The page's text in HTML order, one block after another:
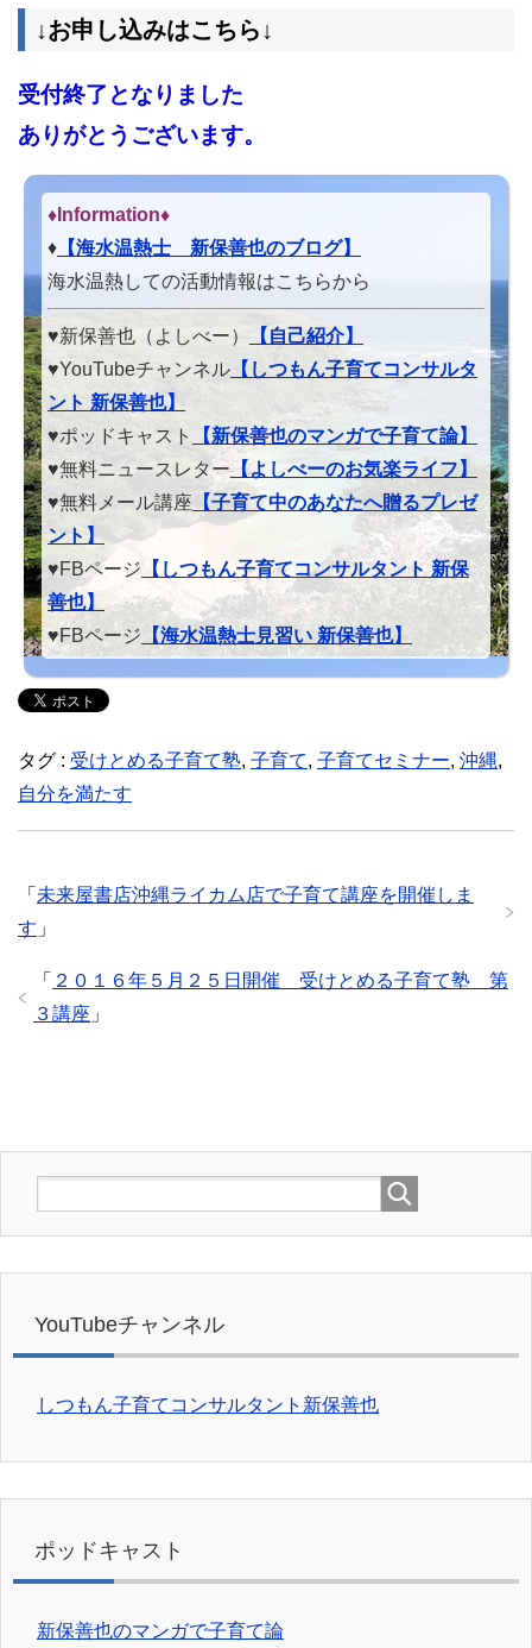
↓お申し込みはこちら↓
受付終了となりました
ありがとうございます。
♦Information♦︎
♦ 【海水温熱士 新保善也のブログ】
海水温熱しての活動情報はこちらから
♥新保善也（よしべー）
【自己紹介】
♥YouTubeチャンネル 【しつもん子育てコンサルタ
ント 新保善也】
♥ポッドキャスト
【新保善也のマンガで子育て論】
♥無料ニュースレター【よしべーのお気楽ライフ】
♥無料メール講座 【子育て中のあなたへ贈るプレゼ
ント】
♥FBページ 【しつもん子育てコンサルタント 新保
善也】
♥FBページ 【海水温熱士見習い 新保善也】
タグ : 受けとめる子育て塾, 子育て, 子育てセミナー, 沖縄,
自分を満たす
「 未来屋書店沖縄ライカム店で子育て講座を開催しま
す 」
「 ２０１６年５月２５日開催 受けとめる子育て塾 第
３講座 」
YouTubeチャンネル
しつもん子育てコンサルタント新保善也
ポッドキャスト
新保善也のマンガで子育て論